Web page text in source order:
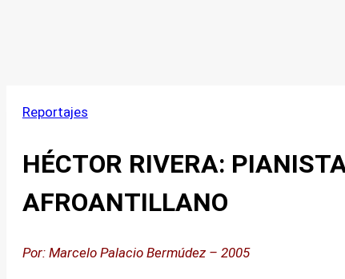
Reportajes
HÉCTOR RIVERA:
AFROANTILLANO
Por: Marcelo Palacio Bermúdez – 2005